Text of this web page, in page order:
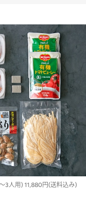
3人用) 11,880円(送料込み)